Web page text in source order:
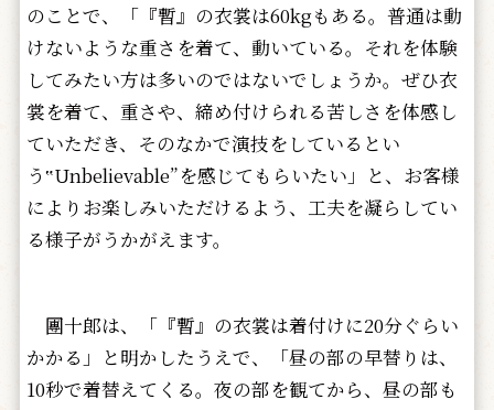
のことで、「『暫』の衣裳は60kgもある。普通は動
けないような重さを着て、動いている。それを体験
してみたい方は多いのではないでしょうか。ぜひ衣
裳を着て、重さや、締め付けられる苦しさを体感し
ていただき、そのなかで演技をしているとい
う‟Unbelievable”を感じてもらいたい」と、お客様
によりお楽しみいただけるよう、工夫を凝らしてい
る様子がうかがえます。
團十郎は、「『暫』の衣裳は着付けに20分ぐらい
かかる」と明かしたうえで、「昼の部の早替りは、
10秒で着替えてくる。夜の部を観てから、昼の部も